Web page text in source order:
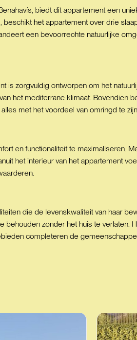
biedt dit appartement een
beschikt het appartement over drie
een bevoorrechte natuurlijke
is zorgvuldig ontworpen om het
het mediterrane klimaat.
met het voordeel van omringd te
en functionaliteit te maximaliseren.
het interieur van het appartement
die de levenskwaliteit van haar
behouden zonder het huis te
completeren de